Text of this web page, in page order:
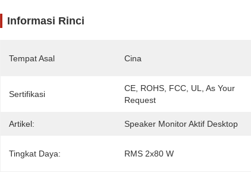
Informasi Rinci
Tempat Asal Cina
Sertifikasi
CE, ROHS, FCC, UL, As Your
Request
Artikel: Speaker Monitor Aktif Desktop
Tingkat Daya: RMS 2x80 W